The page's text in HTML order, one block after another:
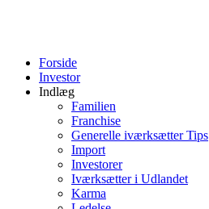
Forside
Investor
Indlæg
Familien
Franchise
Generelle iværksætter Tips
Import
Investorer
Iværksætter i Udlandet
Karma